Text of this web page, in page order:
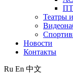
Театры
Новости
Контакты
Ru En 中文